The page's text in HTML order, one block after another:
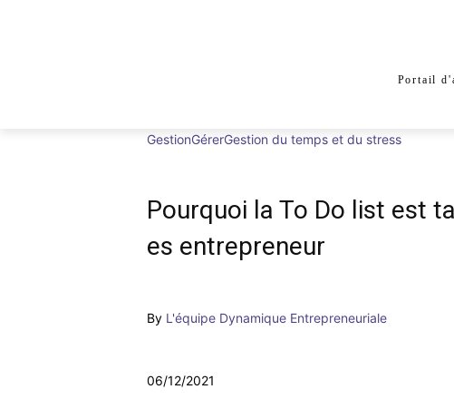
Portail
GestionGérerGestion du temps et du stress
Pourquoi la To Do list est
es entrepreneur
By L'équipe Dynamique Entrepreneuriale
06/12/2021